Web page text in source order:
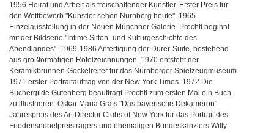
1956 Heirat und Arbeit als freischaffender Künstler. Erster Preis für
den Wettbewerb "Künstler sehen Nürnberg heute". 1965
Einzelausstellung in der Neuen Münchner Galerie. Prechtl beginnt
mit der Bildserie "Intime Sitten- und Kulturgeschichte des
Abendlandes". 1969-1986 Anfertigung der Dürer-Suite, bestehend
aus großformatigen Rötelzeichnungen. 1970 entsteht der
Keramikbrunnen-Gockelreiter für das Nürnberger Spielzeugmuseum.
1971 erster Portraitauftrag von der New York Times. 1972 Die
Büchergilde Gutenberg beauftragt Prechtl zum ersten Mal ein Buch
zu illustrieren: Oskar Maria Grafs "Das bayerische Dekameron".
Jahrespreis des Art Director Clubs of New York für das Portrait des
Friedensnobelpreisträgers und ehemaligen Bundeskanzlers Willy